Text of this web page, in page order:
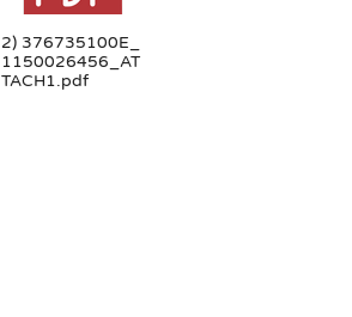
2) 376735100E_
1150026456_AT
TACH1.pdf